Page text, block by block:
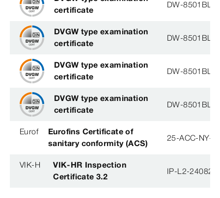
certificate
DW-
DVGW type examination
certificate
DW-
DVGW type examination
certificate
DW-
DVGW type examination
certificate
DW-
Eurof
Eurofins Certificate of
sanitary conformity (ACS)
25-ACC-NY-
VIK-H
VIK-HR Inspection
Certificate 3.2
IP-L2-